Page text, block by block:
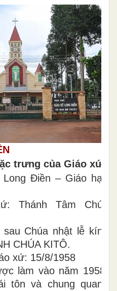
trưng của Giáo xứ.
Điền – Giáo hạt:
Thánh Tâm Chúa
Chúa nhật lễ kính
CHÚA KITÔ.
xứ: 15/8/1958
làm vào năm 1958,
tôn và chung quanh